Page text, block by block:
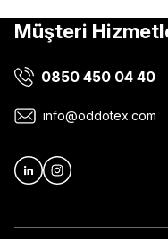
Ürün resmi
Ürün bilgilerinde
Müşteri
0850 450 04 40
info@oddotex.com